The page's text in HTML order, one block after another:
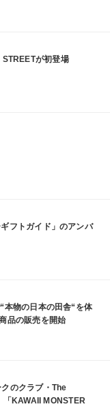
STREETが初登場
フトガイド」のアンバ
本物の日本の田舎“を体
品の販売を開始
のクラブ・The
KAWAII MONSTER